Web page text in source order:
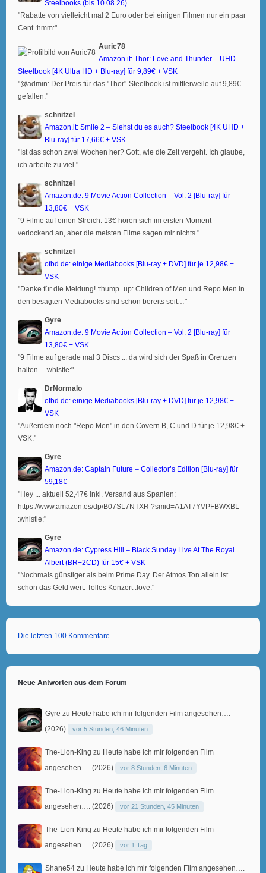
Steelbooks (bis 10.08.26)
"Rabatte von vielleicht mal 2 Euro oder bei einigen Filmen nur ein paar
Cent :hmm:"
Auric78
Amazon.it: Thor: Love and Thunder – UHD
Steelbook [4K Ultra HD + Blu-ray] für 9,89€ + VSK
"@admin: Der Preis für das "Thor"-Steelbook ist mittlerweile auf 9,89€
gefallen."
schnitzel
Amazon.it: Smile 2 – Siehst du es auch? Steelbook [4K UHD +
Blu-ray] für 17,66€ + VSK
"Ist das schon zwei Wochen her? Gott, wie die Zeit vergeht. Ich glaube,
ich arbeite zu viel."
schnitzel
Amazon.de: 9 Movie Action Collection – Vol. 2 [Blu-ray] für
13,80€ + VSK
"9 Filme auf einen Streich. 13€ hören sich im ersten Moment
verlockend an, aber die meisten Filme sagen mir nichts."
schnitzel
ofbd.de: einige Mediabooks [Blu-ray + DVD] für je 12,98€ +
VSK
"Danke für die Meldung! :thump_up: Children of Men und Repo Men in
den besagten Mediabooks sind schon bereits seit…"
Gyre
Amazon.de: 9 Movie Action Collection – Vol. 2 [Blu-ray] für
13,80€ + VSK
"9 Filme auf gerade mal 3 Discs ... da wird sich der Spaß in Grenzen
halten... :whistle:"
DrNormalo
ofbd.de: einige Mediabooks [Blu-ray + DVD] für je 12,98€ +
VSK
"Außerdem noch "Repo Men" in den Covern B, C und D für je 12,98€ +
VSK."
Gyre
Amazon.de: Captain Future – Collector’s Edition [Blu-ray] für
59,18€
"Hey ... aktuell 52,47€ inkl. Versand aus Spanien:
https://www.amazon.es/dp/B07SL7NTXR ?smid=A1AT7YVPFBWXBL
:whistle:"
Gyre
Amazon.de: Cypress Hill – Black Sunday Live At The Royal
Albert (BR+2CD) für 15€ + VSK
"Nochmals günstiger als beim Prime Day. Der Atmos Ton allein ist
schon das Geld wert. Tolles Konzert :love:"
Die letzten 100 Kommentare
Neue Antworten aus dem Forum
Gyre zu Heute habe ich mir folgenden Film angesehen….
(2026)
vor 5 Stunden, 46 Minuten
The-Lion-King zu Heute habe ich mir folgenden Film
angesehen…. (2026)
vor 8 Stunden, 6 Minuten
The-Lion-King zu Heute habe ich mir folgenden Film
angesehen…. (2026)
vor 21 Stunden, 45 Minuten
The-Lion-King zu Heute habe ich mir folgenden Film
angesehen…. (2026)
vor 1 Tag
Shane54 zu Heute habe ich mir folgenden Film angesehen….